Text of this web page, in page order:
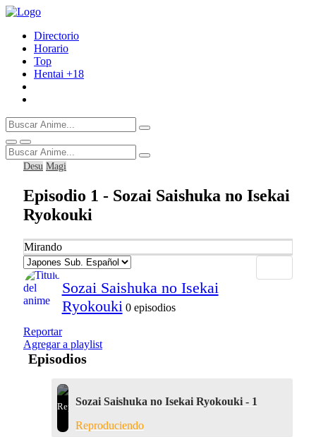
Directorio
Horario
Top
Hentai +18
Desu Magi
Episodio 1 - Sozai Saishuka no Isekai
Ryokouki
Mirando
Sozai Saishuka no Isekai
Ryokouki 0 episodios
Reportar
Agregar a playlist
Episodios
Sozai Saishuka no Isekai Ryokouki - 1
Reproduciendo